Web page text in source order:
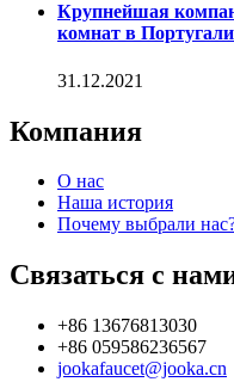
Крупнейшая
комнат в
31.12.2021
Компания
О нас
Наша история
Почему выбрали
Связаться с
+86 13676813030
+86 059586236567
jookafaucet@jooka.cn